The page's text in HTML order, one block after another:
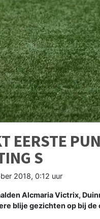
EERSTE
S
2018, 0:12 uur
Alcmaria Victrix,
blije gezichten op bij de